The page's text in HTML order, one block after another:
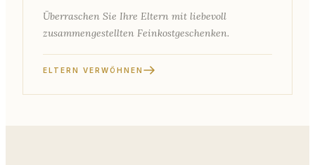
Überraschen Sie Ihre Eltern mit liebevoll
zusammengestellten Feinkostgeschenken.
ELTERN VERWÖHNEN